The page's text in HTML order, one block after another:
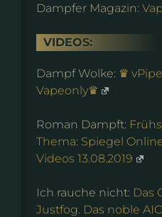
Dampfer Magazin:
VIDEOS:
Dampf Wolke: ♛
Vapeonly♛
Roman Dampft:
Thema: Spiegel
Videos 13.08.2019
Ich rauche nicht: Das
Justfog. Das noble